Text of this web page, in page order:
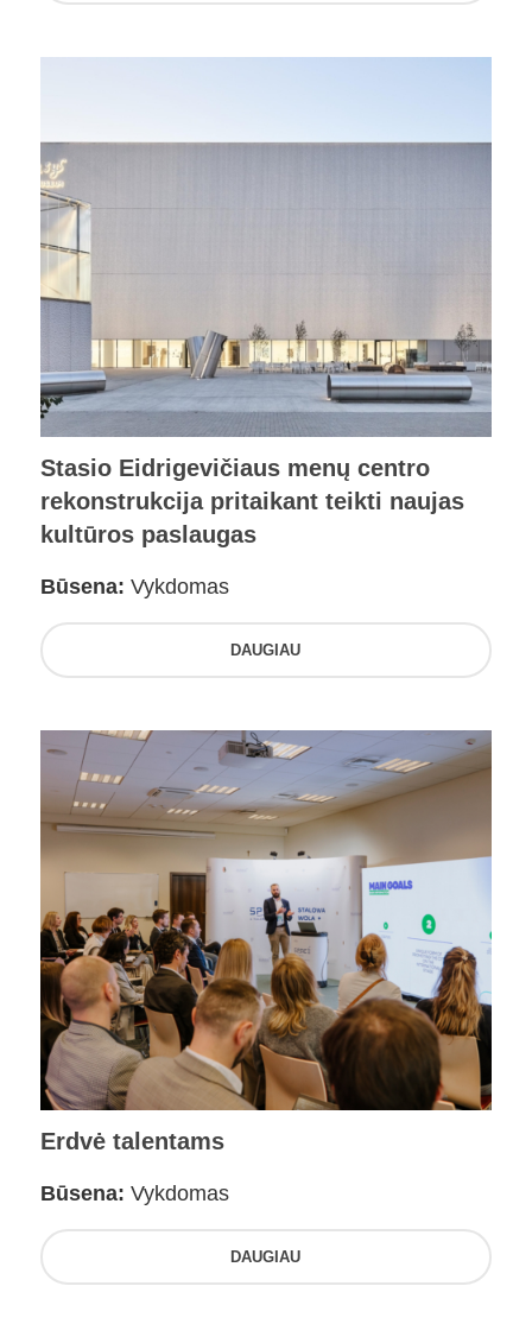
Stasio Eidrigevičiaus menų centro
rekonstrukcija pritaikant teikti naujas
kultūros paslaugas
Būsena: Vykdomas
DAUGIAU
Erdvė talentams
Būsena: Vykdomas
DAUGIAU